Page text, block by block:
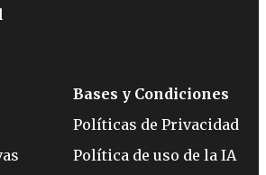
Bases y Condiciones
Políticas de Privacidad
Política de uso de la IA